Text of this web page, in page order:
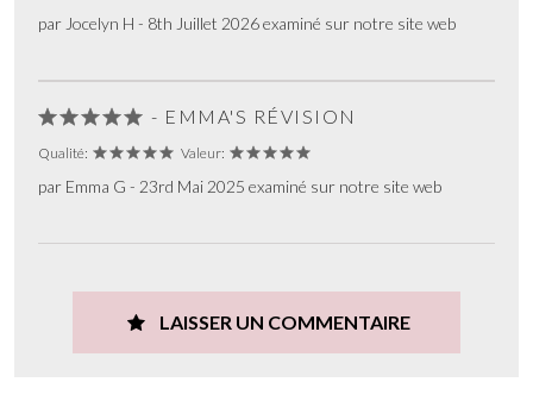
par Jocelyn H - 8th Juillet 2026 examiné sur notre site web
- EMMA'S RÉVISION
Qualité: Valeur:
par Emma G - 23rd Mai 2025 examiné sur notre site web
LAISSER UN COMMENTAIRE